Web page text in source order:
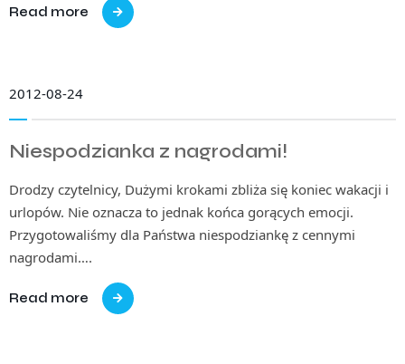
Read more
2012-08-24
Niespodzianka z nagrodami!
Drodzy czytelnicy, Dużymi krokami zbliża się koniec wakacji i
urlopów. Nie oznacza to jednak końca gorących emocji.
Przygotowaliśmy dla Państwa niespodziankę z cennymi
nagrodami….
Read more